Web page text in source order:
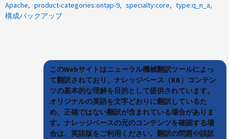
Apache
product-categories:ontap-9 specialty:core
type:q_n_a
構成バックアップ
このWebサイトはニューラル機械翻訳ツールによっ
て翻訳されており、ナレッジベース（KB）コンテン
ツの基本的な理解を目的として提供されています。
オリジナルの英語を文字どおりに翻訳しているた
め、正確ではない翻訳が含まれている場合がありま
す。ナレッジベースの元のコンテンツを確認する場
合は、英語版をご利用ください。翻訳の問題や誤訳